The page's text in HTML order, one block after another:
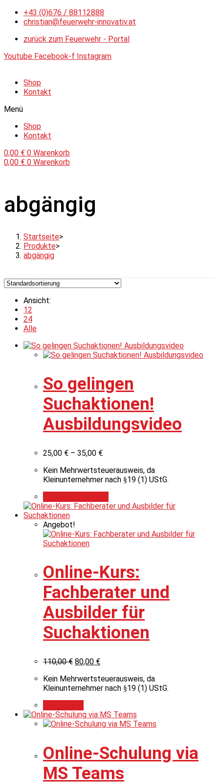
Zum
Inhalt
+43 (0)676 / 88112888
christian@feuerwehr-innovativ.at
zurück zum Feuerwehr - Portal
Youtube Facebook-f Instagram
Shop
Kontakt
Menü
Shop
Kontakt
0,00 € 0 Warenkorb
0,00 € 0 Warenkorb
abgängig
Startseite>
Produkte>
abgängig
Ansicht:
12
24
Alle
So gelingen
Suchaktionen!
Ausbildungsvideo
25,00 € – 35,00 €
Kein Mehrwertsteuerausweis, da
Kleinunternehmer nach §19 (1) UStG.
Angebot!
Online-Kurs:
Fachberater und
Ausbilder für
Suchaktionen
110,00€ 80,00 €
Kein Mehrwertsteuerausweis, da
Kleinunternehmer nach §19 (1) UStG.
Online-Schulung via
MS Teams